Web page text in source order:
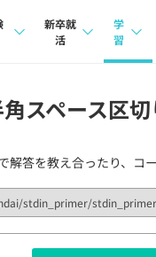
タビュー
功ガイド
新卒就
活
本選考
新卒エージェント
イベント・セミナー
学
習
4択
ナレ
リフ
スペース区
解答を教え合ったり、コ